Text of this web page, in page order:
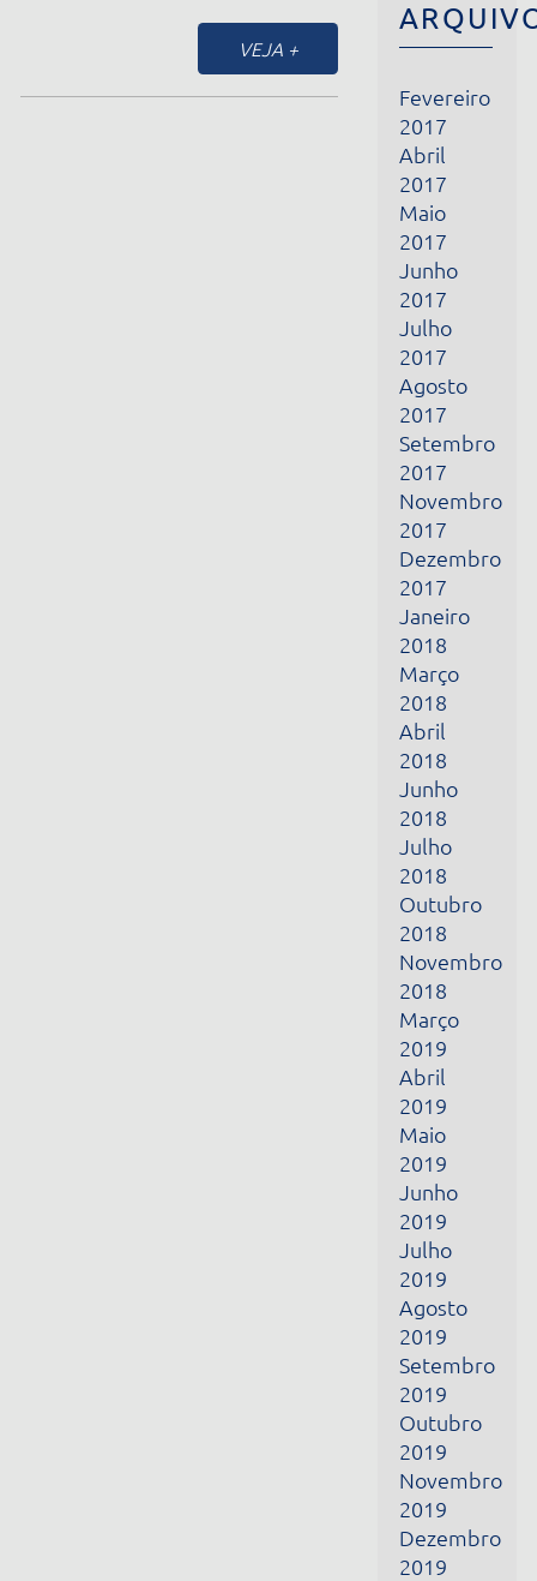
Fevereiro
2017
2017
Maio
2017
Junho
2017
Julho
2017
Agosto
2017
Setembro
2017
Novembro
2017
Dezembro
2017
Janeiro
2018
Março
2018
Abril
Junho
2018
Julho
2018
Outubro
2018
Novembro
2018
Março
2019
Abril
2019
Maio
2019
Junho
2019
Julho
2019
Agosto
2019
Setembro
2019
Outubro
2019
Novembro
2019
Dezembro
2019
Janeiro
2020
Fevereiro
2020
Março
2020
Abril
2020
Maio